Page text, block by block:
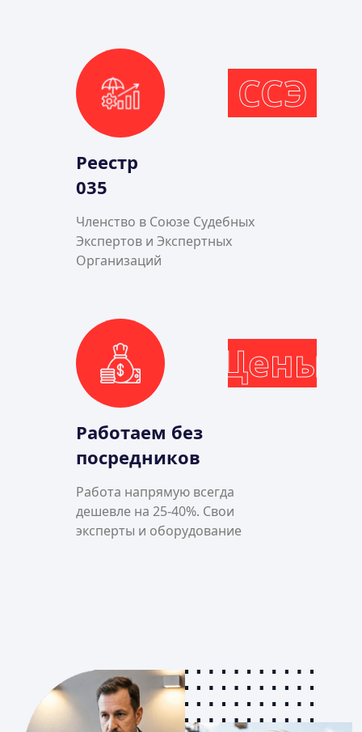
ССЭ
Реестр
035
Членство в Союзе Судебных
Экспертов и Экспертных
Организаций
Цены
Работаем без
посредников
Работа напрямую всегда
дешевле на 25-40%. Свои
эксперты и оборудование